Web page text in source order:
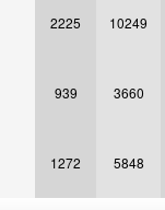
2225 10249
939 3660
1272 5848